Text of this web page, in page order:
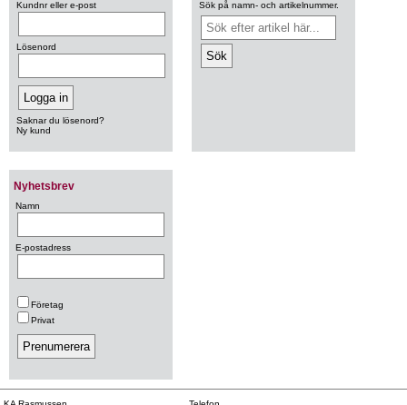
Kundnr eller e-post
Lösenord
Saknar du lösenord?
Ny kund
Sök på namn- och artikelnummer.
Nyhetsbrev
Namn
E-postadress
Företag
Privat